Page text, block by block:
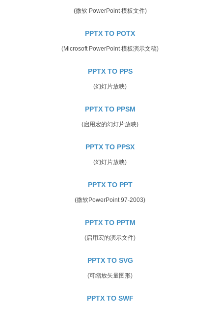
(微软 PowerPoint 模板文件)
PPTX TO POTX
(Microsoft PowerPoint 模板演示文稿)
PPTX TO PPS
(幻灯片放映)
PPTX TO PPSM
(启用宏的幻灯片放映)
PPTX TO PPSX
(幻灯片放映)
PPTX TO PPT
(微软PowerPoint 97-2003)
PPTX TO PPTM
(启用宏的演示文件)
PPTX TO SVG
(可缩放矢量图形)
PPTX TO SWF